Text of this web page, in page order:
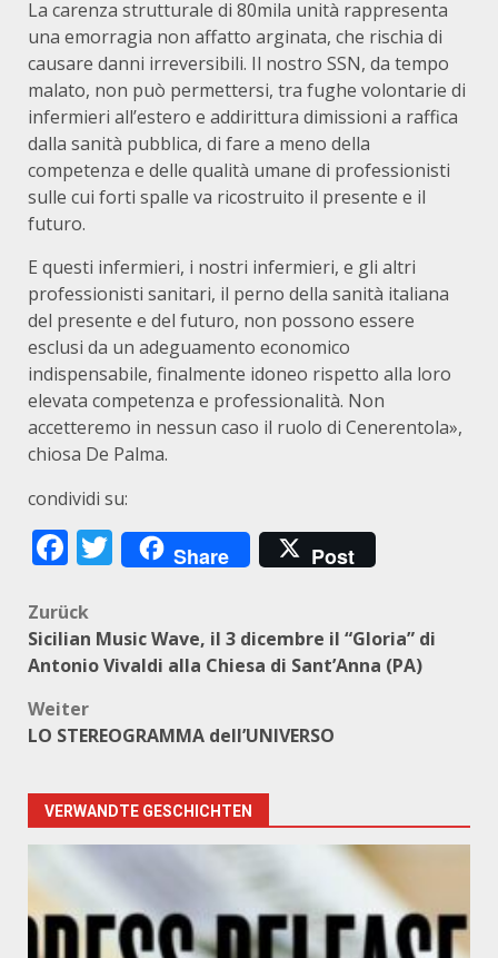
La carenza strutturale di 80mila unità rappresenta
una emorragia non affatto arginata, che rischia di
causare danni irreversibili. Il nostro SSN, da tempo
malato, non può permettersi, tra fughe volontarie di
infermieri all’estero e addirittura dimissioni a raffica
dalla sanità pubblica, di fare a meno della
competenza e delle qualità umane di professionisti
sulle cui forti spalle va ricostruito il presente e il
futuro.
E questi infermieri, i nostri infermieri, e gli altri
professionisti sanitari, il perno della sanità italiana
del presente e del futuro, non possono essere
esclusi da un adeguamento economico
indispensabile, finalmente idoneo rispetto alla loro
elevata competenza e professionalità. Non
accetteremo in nessun caso il ruolo di Cenerentola»,
chiosa De Palma.
condividi su:
Facebook
Twitter
Share Post
Beitragsnavigation
Zurück
Sicilian Music Wave, il 3 dicembre il “Gloria” di
Antonio Vivaldi alla Chiesa di Sant’Anna (PA)
Weiter
LO STEREOGRAMMA dell’UNIVERSO
VERWANDTE GESCHICHTEN